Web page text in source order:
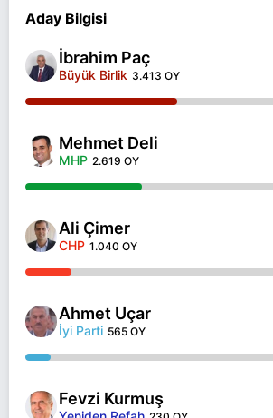
Aday Bilgisi
İbrahim Paç
Büyük Birlik 3.413 OY
Mehmet Deli
MHP 2.619 OY
Ali Çimer
CHP 1.040 OY
Ahmet Uçar
İyi Parti 565 OY
Fevzi Kurmuş